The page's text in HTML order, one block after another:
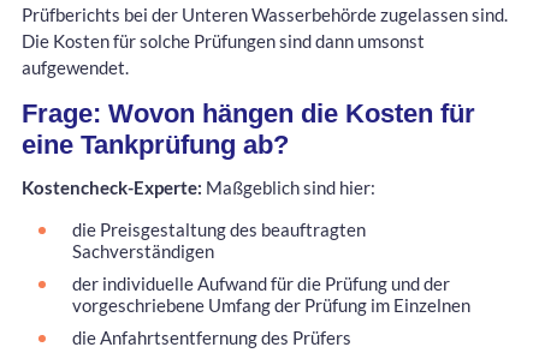
Prüfberichts bei der Unteren Wasserbehörde zugelassen sind.
Die Kosten für solche Prüfungen sind dann umsonst
aufgewendet.
Frage: Wovon hängen die Kosten für
eine Tankprüfung ab?
Kostencheck-Experte: Maßgeblich sind hier:
die Preisgestaltung des beauftragten
Sachverständigen
der individuelle Aufwand für die Prüfung und der
vorgeschriebene Umfang der Prüfung im Einzelnen
die Anfahrtsentfernung des Prüfers